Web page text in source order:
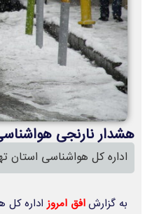
هشدار نارنجی
اداره کل هواشناسی استان تهران از
به گزارشافق امروزاداره کل